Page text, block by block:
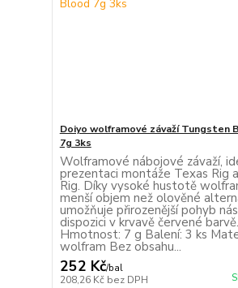
Doiyo wolframové závaží Tungsten
7g 3ks
Wolframové nábojové závaží,
prezentaci montáže Texas Rig
Rig. Díky vysoké hustotě
menší objem než olověné
umožňuje přirozenější pohyb
dispozici v krvavě červené
Hmotnost: 7 g Balení: 3 ks
wolfram Bez obsahu...
252 Kč/bal
208,26 Kč bez DPH